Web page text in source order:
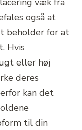
også at
beholder for at
Hvis
eller høj
deres
kan det
til din